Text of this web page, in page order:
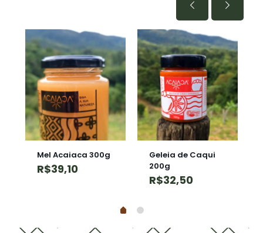
Mel Acaiaca 300g
R$39,10
Geleia de Caqui
200g
R$32,50